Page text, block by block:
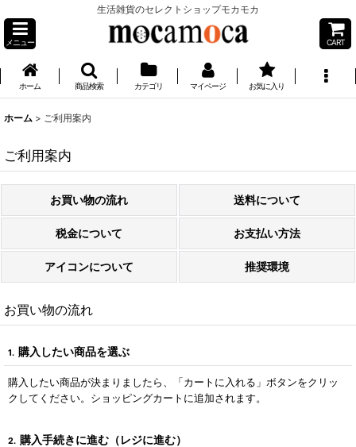
生活雑貨のセレクトショップモカモカ
メニュー CART
ホーム 商品検索 カテゴリ マイページ お気に入り
ホーム > ご利用案内
ご利用案内
お買い物の流れ 送料について
税金について お支払い方法
アイコンについて 推奨環境
お買い物の流れ
1. 購入したい商品を選ぶ
購入したい商品が決まりましたら、「カートに入れる」ボタンをクリッ
クしてください。ショッピングカートに追加されます。
2. 購入手続きに進む（レジに進む）